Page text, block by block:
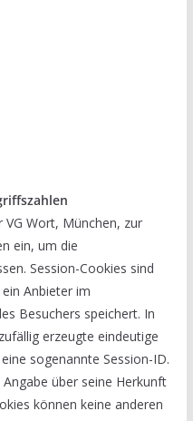
VG Wort, München, zur
ein, um die
Session-Cookies sind
Anbieter im
Besuchers speichert. In
erzeugte eindeutige
sogenannte Session-ID.
über seine Herkunft
können keine anderen